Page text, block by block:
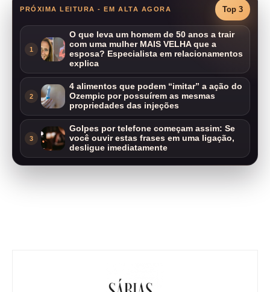
PRÓXIMA LEITURA - EM ALTA AGORA Top 3
1
O que leva um homem de 50 anos a trair
com uma mulher MAIS VELHA que a
esposa? Especialista em relacionamentos
explica
2
4 alimentos que podem “imitar” a ação do
Ozempic por possuírem as mesmas
propriedades das injeções
3
Golpes por telefone começam assim: Se
você ouvir estas frases em uma ligação,
desligue imediatamente